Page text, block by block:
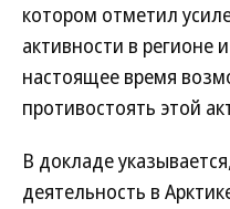
котором отметил
активности в регионе
настоящее время
противостоять этой
В докладе
деятельность в